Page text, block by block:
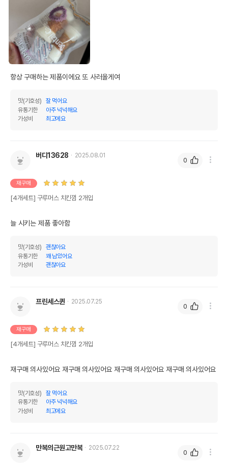
수입자를 함께 표기
AS책임자와 전화번호
또는 소비자상담 관련
전화번호
유통기한
이후인 상품이 출고됩니다.
단, 상품명에 유통기한 명시된 경우, 해당
항상 구매하는 제품이에요 또 사러올게여
맛(기호성)
잘 먹어요
유통기한
아주 넉넉해요
가성비
최고에요
버디13628 2025.08.01
재구매
[4개세트] 구루머스 치킨껌 2개입
늘 시키는 제품 좋아함
맛(기호성)
괜찮아요
유통기한
꽤 남았어요
가성비
괜찮아요
0
프린세스퀸 2025.07.25
재구매
[4개세트] 구루머스 치킨껌 2개입
재구매 의사있어요 재구매 의사있어요 재구매 의사있어요 재구매 의사있어요
맛(기호성)
잘 먹어요
유통기한
아주 넉넉해요
가성비
최고에요
0
만복의근원고만복 2025.07.22
0